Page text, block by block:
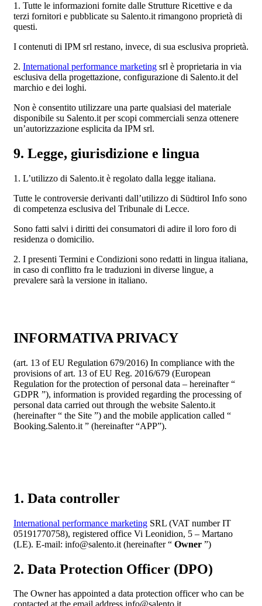
1. Tutte le informazioni fornite dalle Strutture Ricettive e da
terzi fornitori e pubblicate su Salento.it rimangono proprietà di
questi.
I contenuti di IPM srl restano, invece, di sua esclusiva proprietà.
2. International performance marketing srl è proprietaria in via
esclusiva della progettazione, configurazione di Salento.it del
marchio e dei loghi.
Non è consentito utilizzare una parte qualsiasi del materiale
disponibile su Salento.it per scopi commerciali senza ottenere
un’autorizzazione esplicita da IPM srl.
9. Legge, giurisdizione e lingua
1. L’utilizzo di Salento.it è regolato dalla legge italiana.
Tutte le controversie derivanti dall’utilizzo di Südtirol Info sono
di competenza esclusiva del Tribunale di Lecce.
Sono fatti salvi i diritti dei consumatori di adire il loro foro di
residenza o domicilio.
2. I presenti Termini e Condizioni sono redatti in lingua italiana,
in caso di conflitto fra le traduzioni in diverse lingue, a
prevalere sarà la versione in italiano.
INFORMATIVA PRIVACY
(art. 13 of EU Regulation 679/2016) In compliance with the
provisions of art. 13 of EU Reg. 2016/679 (European
Regulation for the protection of personal data – hereinafter “
GDPR ”), information is provided regarding the processing of
personal data carried out through the website Salento.it
(hereinafter “ the Site ”) and the mobile application called “
Booking.Salento.it ” (hereinafter “APP”).
1. Data controller
International performance marketing SRL (VAT number IT
05191770758), registered office Vi Leonidion, 5 – Martano
(LE). E-mail: info@salento.it (hereinafter “ Owner ”)
2. Data Protection Officer (DPO)
The Owner has appointed a data protection officer who can be